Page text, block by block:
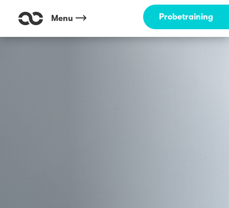
Menu Probetraining